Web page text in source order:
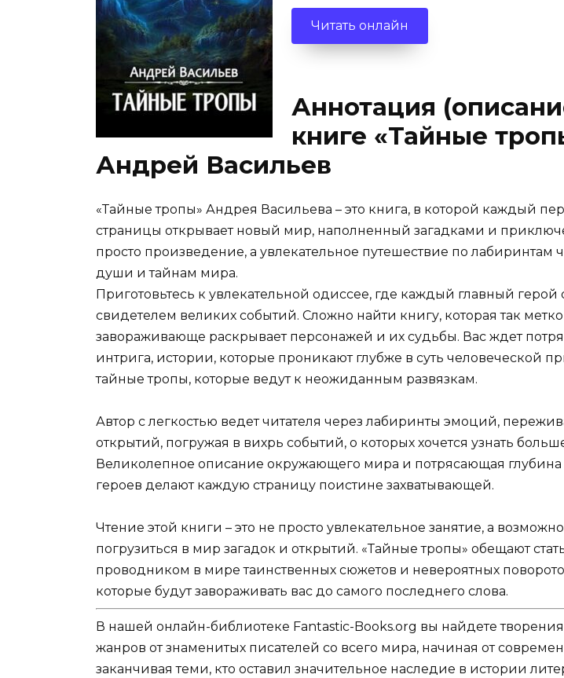
Читать онлайн
Аннотация
книге «Тайные
Андрей Васильев
«Тайные тропы» Андрея Васильева – это книга, в которой каждый
страницы открывает новый мир, наполненный загадками и
просто произведение, а увлекательное путешествие по лабиринтам
души и тайнам мира.
Приготовьтесь к увлекательной одиссее, где каждый главный герой
свидетелем великих событий. Сложно найти книгу, которая так
завораживающе раскрывает персонажей и их судьбы. Вас ждет
интрига, истории, которые проникают глубже в суть человеческой
тайные тропы, которые ведут к неожиданным развязкам.
Автор с легкостью ведет читателя через лабиринты эмоций,
открытий, погружая в вихрь событий, о которых хочется узнать
Великолепное описание окружающего мира и потрясающая глубина
героев делают каждую страницу поистине захватывающей.
Чтение этой книги – это не просто увлекательное занятие, а
погрузиться в мир загадок и открытий. «Тайные тропы» обещают
проводником в мире таинственных сюжетов и невероятных
которые будут завораживать вас до самого последнего слова.
В нашей онлайн-библиотеке Fantastic-Books.org вы найдете
жанров от знаменитых писателей со всего мира, начиная от
заканчивая теми, кто оставил значительное наследие в истории